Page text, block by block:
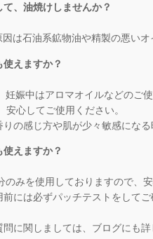
、油焼けしませんか？
因は石油系鉱物油や精製の悪い
えますか？
妊娠中はアロマオイルなどのご
安心してご使用ください。
の感じ方や肌が少々敏感にな
えますか？
のみを使用しておりますので、
には必ずパッチテストをしてご
問に関しましては、ブログにも